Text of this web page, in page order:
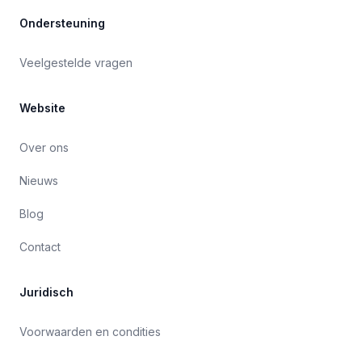
Ondersteuning
Veelgestelde vragen
Website
Over ons
Nieuws
Blog
Contact
Juridisch
Voorwaarden en condities